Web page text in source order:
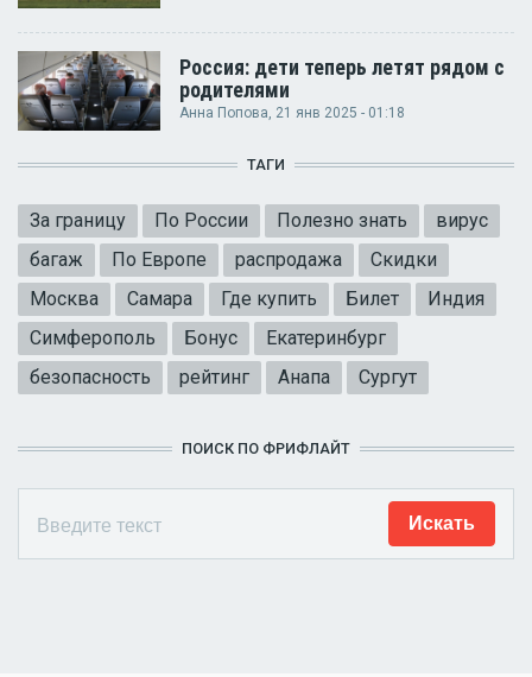
Россия: дети теперь летят рядом с
родителями
Анна Попова , 21 янв 2025 - 01:18
ТАГИ
За границу По России Полезно знать
вирус
багаж
По Европе распродажа
Скидки
Москва
Самара Где купить Билет
Индия
Симферополь
Бонус
Екатеринбург
безопасность
рейтинг Анапа Сургут
ПОИСК ПО ФРИФЛАЙТ